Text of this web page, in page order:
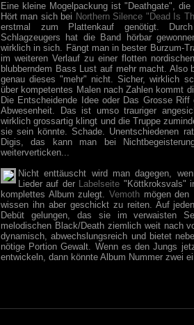
Eine kleine Mogelpackung ist "Deathgate",
Hört man sich bei Northern Silence "Dead Is
erstmal zum Plattenkauf genötigt.
Schlagzeugers hat die Band hörbar
wirklich in sich. Fängt man in bester Burzum-
im weiteren Verlauf zu einer flotten
blubberndem Bass Lust auf mehr macht.
genau dieses "mehr" nicht. Sicher, wirklich
über kompetentes Malen nach Zahlen kommt
Die Entscheidende Idee oder Das Grosse
Abwesenheit. Das ist umso trauriger
wirklich grossartig klingt und die Truppe
sie sein könnte. Schade. Unentschiedenen
Digis, das kann man bei
weiterverticken...
Nicht enttäuscht wird man dagegen,
Lieder auf der Labelseite "Köttkroksvals"
komplettes Album zulegt. Vemothmögen den
wissen ihn aber geschickt zu reiten. Auf
Debüt gelungen, das sie im verwaisten
melodischen Black/Death ziemlich weit nach
dynamisch, abwechslungsreich und bietet
nötige Portion Gewalt. Wenn es den Jungs
entwickeln, dann könnte Album Nummer zwei